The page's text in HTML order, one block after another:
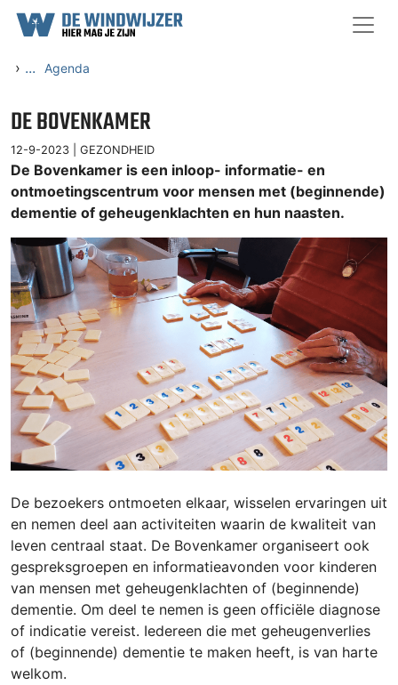
Ga naar content
› ... Agenda
DE BOVENKAMER
12-9-2023 | GEZONDHEID
De Bovenkamer is een inloop- informatie- en
ontmoetingscentrum voor mensen met (beginnende)
dementie of geheugenklachten en hun naasten.
De bezoekers ontmoeten elkaar, wisselen ervaringen uit
en nemen deel aan activiteiten waarin de kwaliteit van
leven centraal staat. De Bovenkamer organiseert ook
gespreksgroepen en informatieavonden voor kinderen
van mensen met geheugenklachten of (beginnende)
dementie. Om deel te nemen is geen officiële diagnose
of indicatie vereist. Iedereen die met geheugenverlies
of (beginnende) dementie te maken heeft, is van harte
welkom.